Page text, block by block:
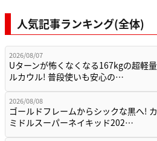
人気記事ランキング(全体)
2026/08/07
Uターンが怖くなくなる167kgの超軽
ルカウル! 普段使いも安心の…
2026/08/08
ゴールドフレームからシックな黒へ!
ミドルスーパーネイキッド202…